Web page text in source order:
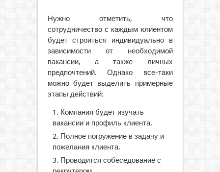
Нужно отметить, что
сотрудничество с каждым клиентом
будет строиться индивидуально в
зависимости от необходимой
вакансии, а также личных
предпочтений. Однако все-таки
можно будет выделить примерные
этапы действий:
Компания будет изучать
вакансии и профиль клиента.
Полное погружение в задачу и
пожелания клиента.
Проводится собеседование с